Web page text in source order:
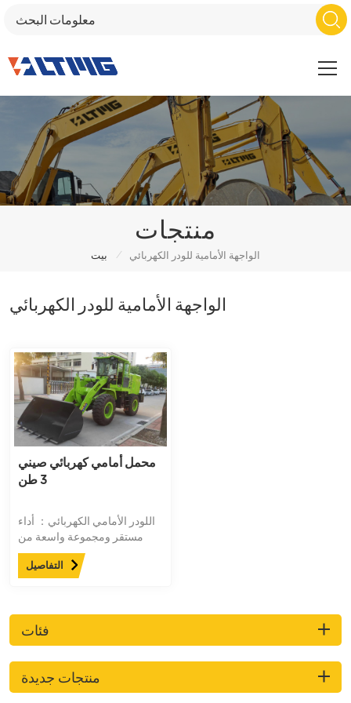
منتجات
بيت / الواجهة الأمامية للودر الكهربائي
الواجهة الأمامية للودر الكهربائي
محمل أمامي كهربائي صيني
3 طن
اللودر الأمامي الكهربائي： أداء
مستقر ومجموعة واسعة من
الاستخدام. قوة متزايدة، طاقة
قوية، طاقة عالية واستهلاك
الحقيقية، والجودة الخالية من
القلق. سهل التشغيل وسهل
الاستخدام.
التفاصيل
فئات
منتجات جديدة